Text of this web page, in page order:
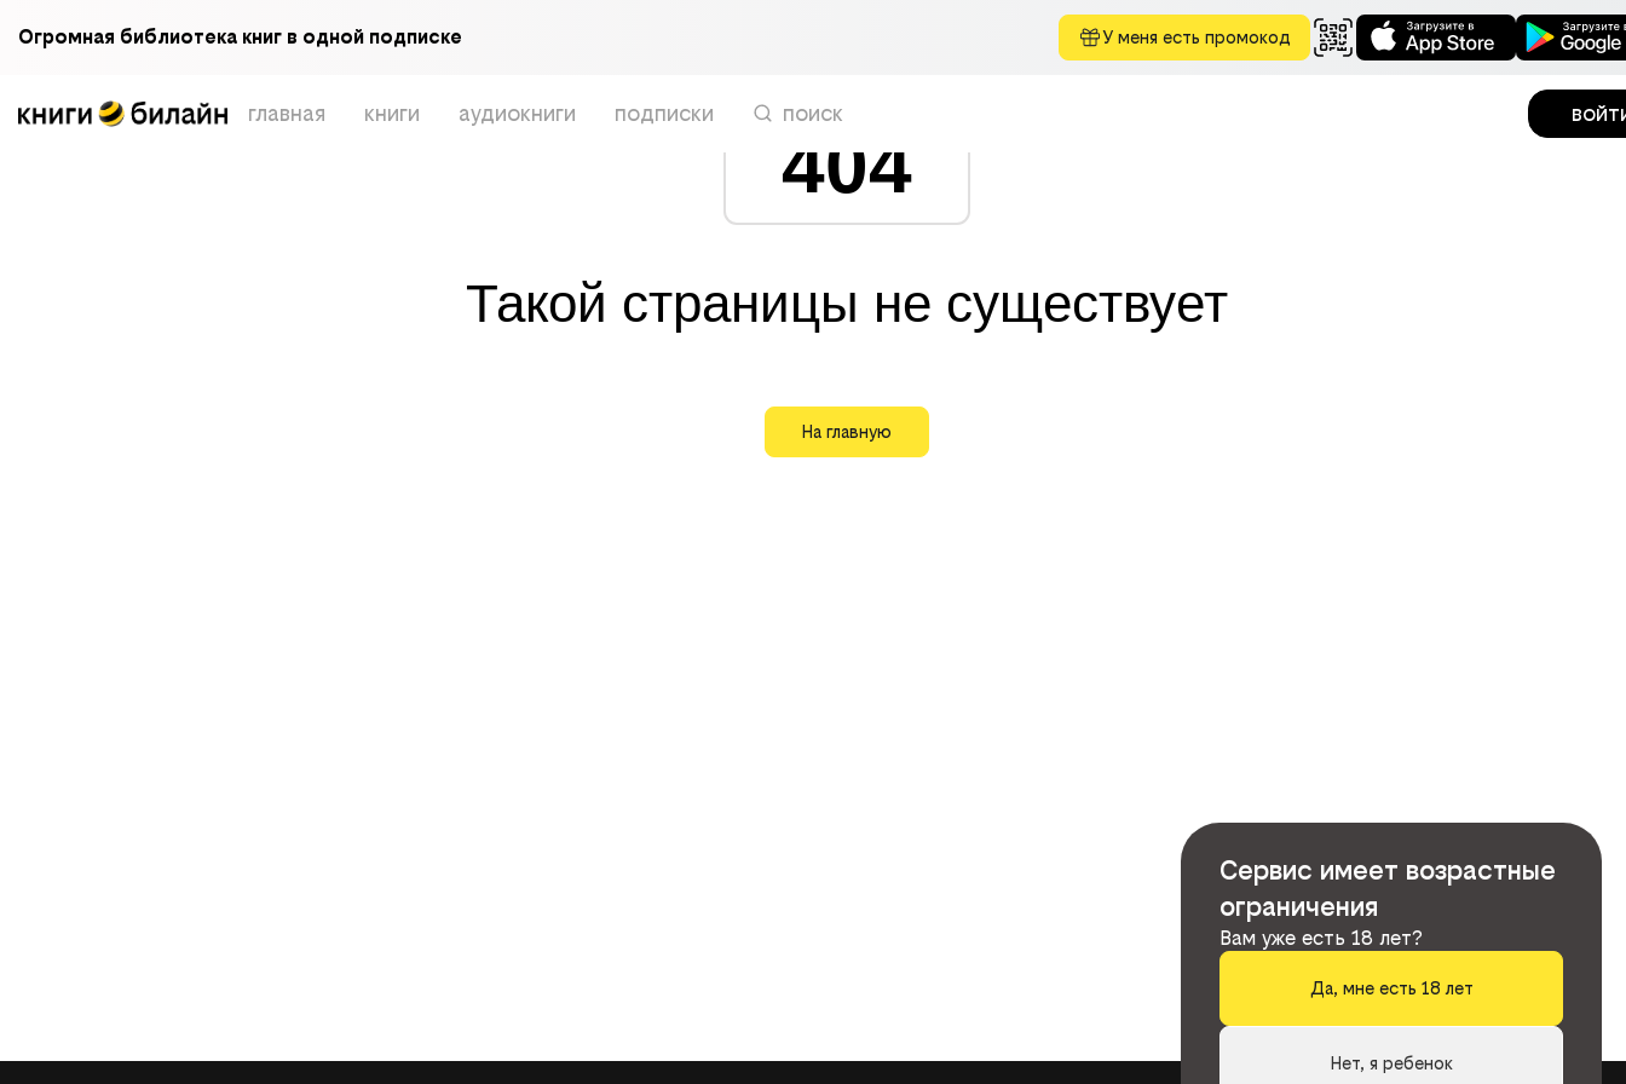
Огромная библиотека книг в одной подписке У меня есть промокод
главная книги аудиокниги подписки поиск
404
Такой страницы не существует
На главную
Сервис имеет возрастные
ограничения
Вам уже есть 18 лет?
Да, мне есть 18 лет
Нет, я ребенок